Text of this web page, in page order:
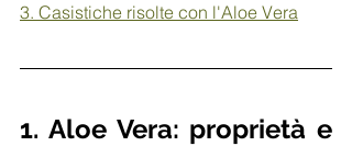
3. Casistiche risolte con l'Aloe Vera
1. Aloe Vera: proprietà e